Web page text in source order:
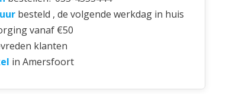
besteld , de volgende werkdag in huis
vanaf €50
klanten
in Amersfoort